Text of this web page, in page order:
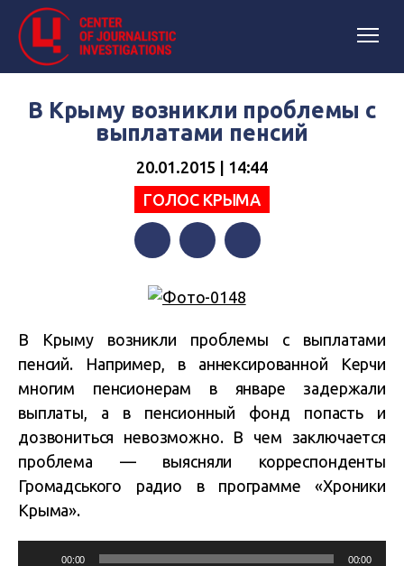
В Крыму возникли проблемы с
выплатами пенсий
20.01.2015 | 14:44
ГОЛОС КРЫМА
В Крыму возникли проблемы с выплатами
пенсий. Например, в аннексированной Керчи
многим пенсионерам в январе задержали
выплаты, а в пенсионный фонд попасть и
дозвониться невозможно. В чем заключается
проблема — выясняли корреспонденты
Громадського радио в программе «Хроники
Крыма».
00:00 00:00